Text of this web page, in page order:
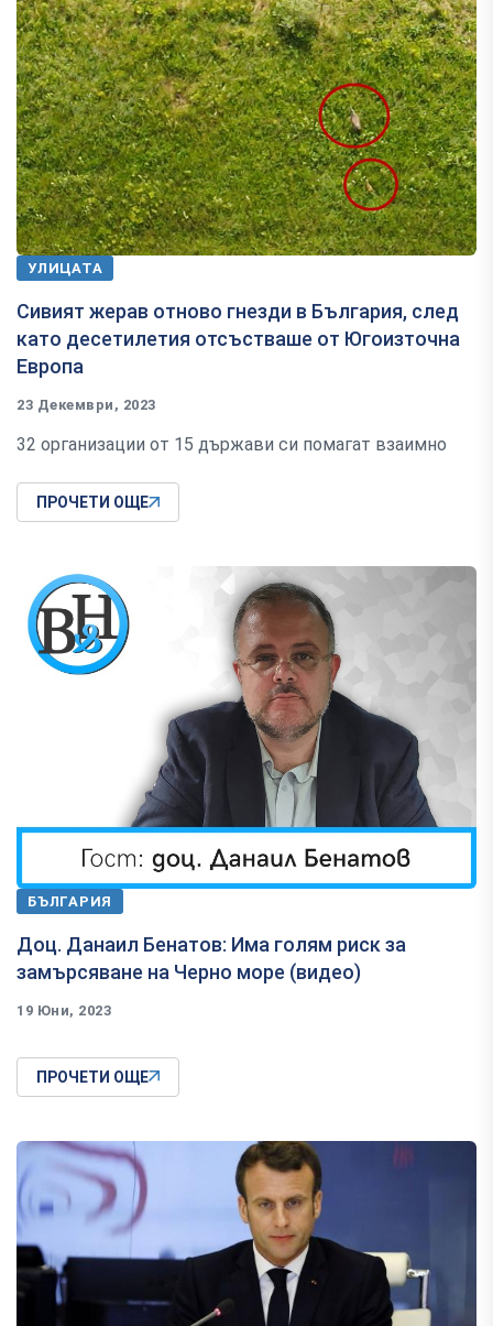
УЛИЦАТА
Сивият жерав отново гнезди в България, след
като десетилетия отсъстваше от Югоизточна
Европа
23 Декември, 2023
32 организации от 15 държави си помагат взаимно
ПРОЧЕТИ ОЩЕ
БЪЛГАРИЯ
Доц. Данаил Бенатов: Има голям риск за
замърсяване на Черно море (видео)
19 Юни, 2023
ПРОЧЕТИ ОЩЕ